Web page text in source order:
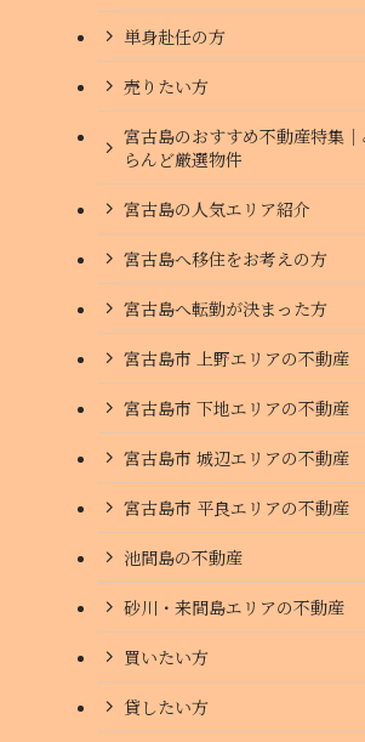
単身赴任の方
売りたい方
宮古島のおすすめ不動産特集
らんど厳選物件
宮古島の人気エリア紹介
宮古島へ移住をお考えの方
宮古島へ転勤が決まった方
宮古島市 上野エリアの不動産
宮古島市 下地エリアの不動産
宮古島市 城辺エリアの不動産
宮古島市 平良エリアの不動産
池間島の不動産
砂川・来間島エリアの不動産
買いたい方
貸したい方